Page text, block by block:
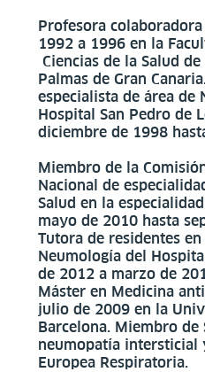
Profesora
1992 a 1996 en la
Ciencias de la Salud
Palmas de Gran
especialista de área de
Hospital San Pedro de
diciembre de 1998
Miembro de la
Nacional de
Salud en la
mayo de 2010 hasta
Tutora de residentes
Neumología del
de 2012 a marzo de
Máster en Medicina
julio de 2009 en la
Barcelona. Miembro de
neumopatía intersticial
Europea Respiratoria.